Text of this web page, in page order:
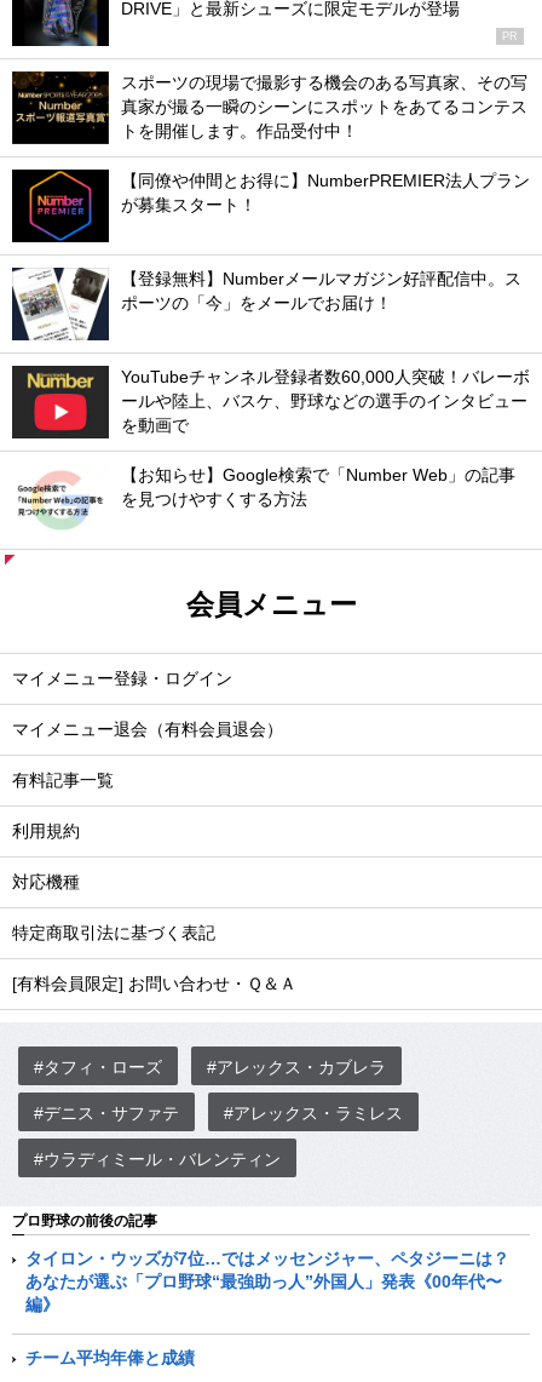
DRIVE」と最新シューズに限定モデルが登場
PR
スポーツの現場で撮影する機会のある写真家、その写
真家が撮る一瞬のシーンにスポットをあてるコンテス
トを開催します。作品受付中！
【同僚や仲間とお得に】NumberPREMIER法人プラン
が募集スタート！
【登録無料】Numberメールマガジン好評配信中。ス
ポーツの「今」をメールでお届け！
YouTubeチャンネル登録者数60,000人突破！バレーボ
ールや陸上、バスケ、野球などの選手のインタビュー
を動画で
【お知らせ】Google検索で「Number Web」の記事
を見つけやすくする方法
会員メニュー
マイメニュー登録・ログイン
マイメニュー退会（有料会員退会）
有料記事一覧
利用規約
対応機種
特定商取引法に基づく表記
[有料会員限定] お問い合わせ・Ｑ＆Ａ
#タフィ・ローズ #アレックス・カブレラ
#デニス・サファテ #アレックス・ラミレス
#ウラディミール・バレンティン
プロ野球の前後の記事
タイロン・ウッズが7位…ではメッセンジャー、ペタジーニは？
あなたが選ぶ「プロ野球“最強助っ人”外国人」発表《00年代〜
編》
チーム平均年俸と成績